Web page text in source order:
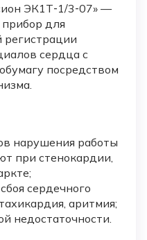
ЭК1Т‑1/3‑07» —
для
регистрации
сердца с
посредством
нарушения работы
при стенокардии,
сердечного
аритмия;
недостаточности.